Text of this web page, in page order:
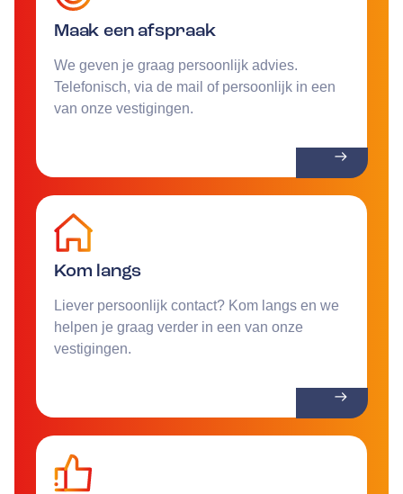
Maak een afspraak
We geven je graag persoonlijk advies.
Telefonisch, via de mail of persoonlijk in een
van onze vestigingen.
Kom langs
Liever persoonlijk contact? Kom langs en we
helpen je graag verder in een van onze
vestigingen.